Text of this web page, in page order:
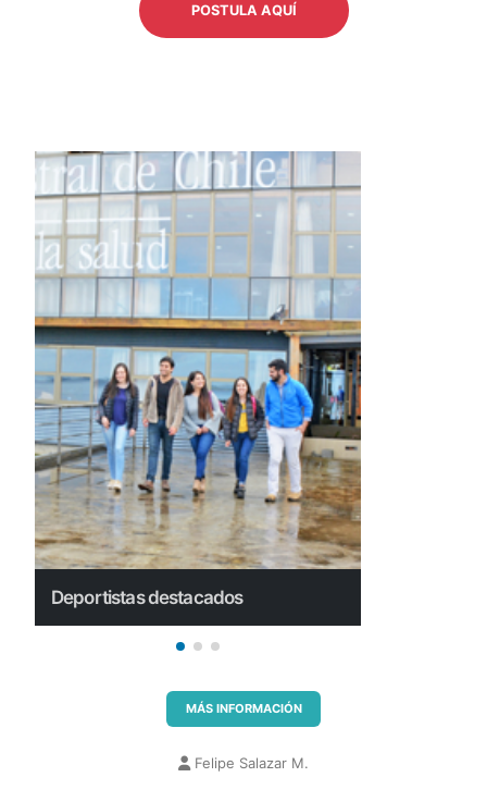
POSTULA AQUÍ
Deportistas destacados
MÁS INFORMACIÓN
Felipe Salazar M.